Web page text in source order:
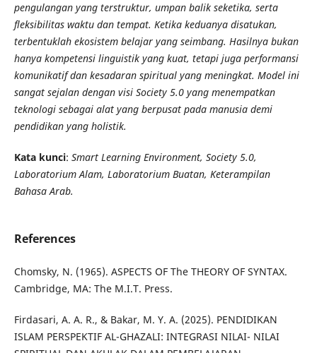
pengulangan yang terstruktur, umpan balik seketika, serta
fleksibilitas waktu dan tempat. Ketika keduanya disatukan,
terbentuklah ekosistem belajar yang seimbang. Hasilnya bukan
hanya kompetensi linguistik yang kuat, tetapi juga performansi
komunikatif dan kesadaran spiritual yang meningkat. Model ini
sangat sejalan dengan visi Society 5.0 yang menempatkan
teknologi sebagai alat yang berpusat pada manusia demi
pendidikan yang holistik.
Kata kunci: Smart Learning Environment, Society 5.0,
Laboratorium Alam, Laboratorium Buatan, Keterampilan
Bahasa Arab.
References
Chomsky, N. (1965). ASPECTS OF The THEORY OF SYNTAX.
Cambridge, MA: The M.I.T. Press.
Firdasari, A. A. R., & Bakar, M. Y. A. (2025). PENDIDIKAN
ISLAM PERSPEKTIF AL-GHAZALI: INTEGRASI NILAI- NILAI